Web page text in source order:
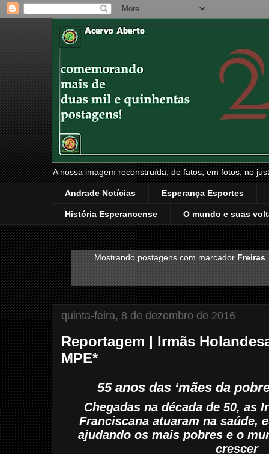
A nossa imagem reconstruída, de fatos, em fotos, no
Andrade Notícias Esperança Esportes
História Esperancense O mundo e suas
Mostrando postagens com marcadorFreiras
quinta-feira, 8 de dezembro de 2016
Reportagem | Irmãs
MPE*
55 anos das ‘mães da
Chegadas na década de 50, as
Franciscana atuaram na saúde,
ajudando os mais pobres e o
crescer